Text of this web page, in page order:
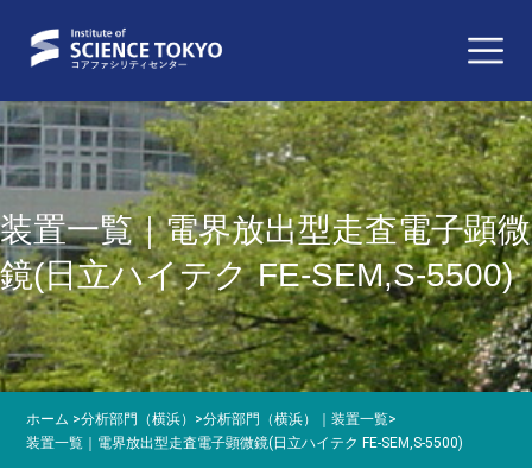
ホーム >分析部門（横浜） >分析部門（横浜）｜装置一覧>
装置一覧｜電界放出型走査電子顕微鏡(日立ハイテク FE-SEM,S-5500)
装置一覧｜電界放出型走査電子顕微
鏡(日立ハイテク FE-SEM,S-5500)